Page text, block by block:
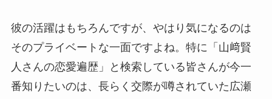
彼の活躍はもちろんですが、やはり気になるのは
そのプライベートな一面ですよね。特に「山﨑賢
人さんの恋愛遍歴」と検索している皆さんが今一
番知りたいのは、長らく交際が噂されていた広瀬